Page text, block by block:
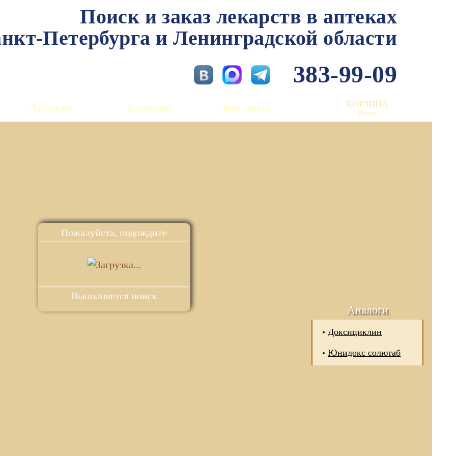
Пожалуйста, подождите
Выполняется поиск
Поиск и заказ лекарств в аптеках
Петербурга и Ленинградской области
383-99-09
Аптекам Клиенты Контакты КОРЗИНА
Пуста
Аналоги
Доксициклин
Юнидокс солютаб